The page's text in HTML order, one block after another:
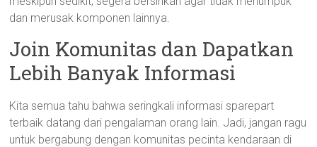
dan merusak komponen lainnya.
Join Komunitas dan Dapatkan
Lebih Banyak Informasi
Kita semua tahu bahwa seringkali informasi sparepart
terbaik datang dari pengalaman orang lain. Jadi, jangan ragu
untuk bergabung dengan komunitas pecinta kendaraan di